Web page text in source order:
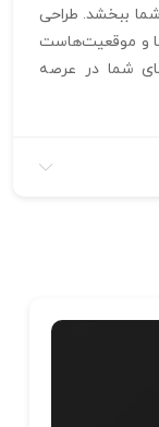
ببخشد. طراحی
و موقعیت‌هاست
شما در عرصه